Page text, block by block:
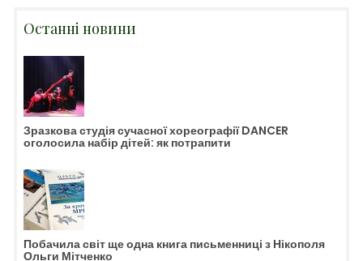
Останні новини
Зразкова студія сучасної хореографії DANCER
оголосила набір дітей: як потрапити
Побачила світ ще одна книга письменниці з Нікополя
Ольги Мітченко